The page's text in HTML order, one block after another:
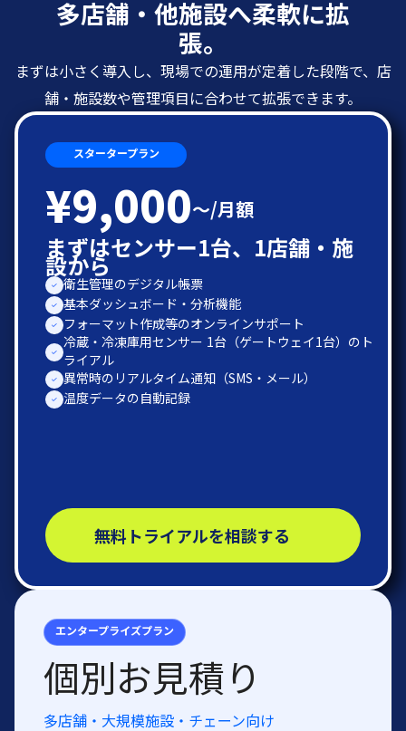
多店舗・他施設へ柔軟に拡
張。
まずは小さく導入し、現場での運用が定着した段階で、店
舗・施設数や管理項目に合わせて拡張できます。
スタータープラン
¥9,000〜/月額
まずはセンサー1台、1店舗・施
設から
衛生管理のデジタル帳票
基本ダッシュボード・分析機能
フォーマット作成等のオンラインサポート
冷蔵・冷凍庫用センサー 1台（ゲートウェイ1台）のト
ライアル
異常時のリアルタイム通知（SMS・メール）
温度データの自動記録
無料トライアルを相談する
エンタープライズプラン
個別お見積り
多店舗・大規模施設・チェーン向け